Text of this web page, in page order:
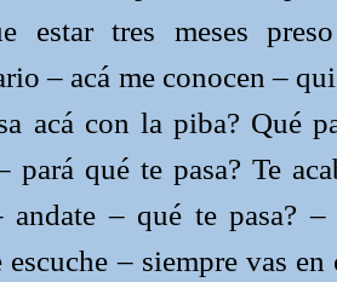
estar tres meses
– acá me conocen –
acá con la piba? Qué
pará qué te pasa? Te
andate – qué te pasa?
escuche – siempre vas